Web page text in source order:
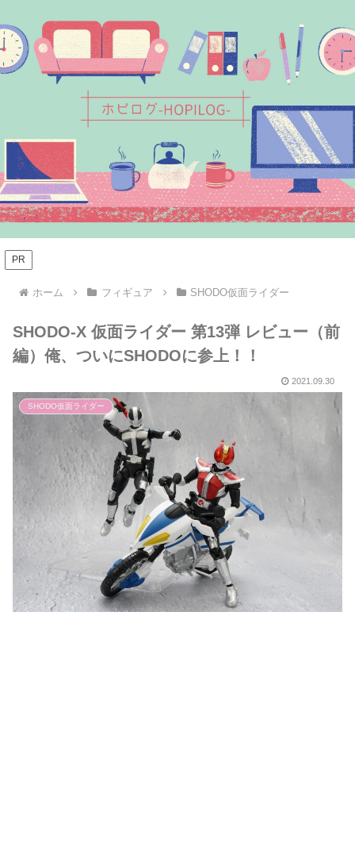
PR
ホーム フィギュア SHODO仮面ライダー
SHODO-X 仮面ライダー 第13弾 レビュー（前
編）俺、ついにSHODOに参上！！
2021.09.30
SHODO仮面ライダー